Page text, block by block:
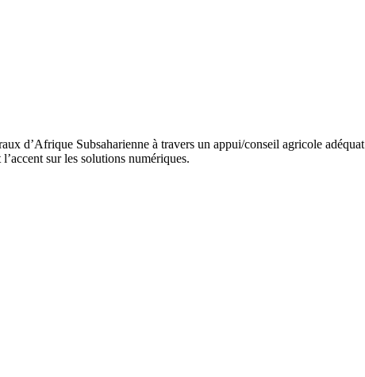
d’Afrique Subsaharienne à travers un appui/conseil agricole adéquat
sur les solutions numériques.